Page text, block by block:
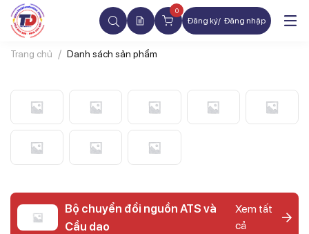
0
Đăng ký Đăng nhập
Trang chủ Danh sách sản phẩm
Bộ chuyển đổi nguồn ATS và
Cầu dao
Xem tất
cả